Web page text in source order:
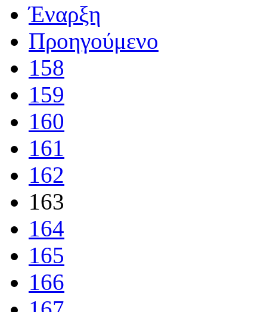
Έναρξη
Προηγούμενο
158
159
160
161
162
163
164
165
166